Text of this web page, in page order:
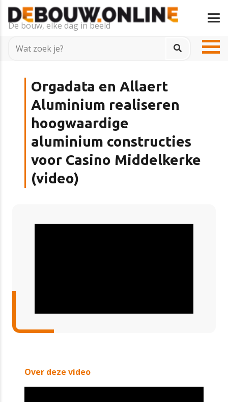
De bouw, elke dag in beeld
Orgadata en Allaert
Aluminium realiseren
hoogwaardige
aluminium constructies
voor Casino Middelkerke
(video)
Over deze video